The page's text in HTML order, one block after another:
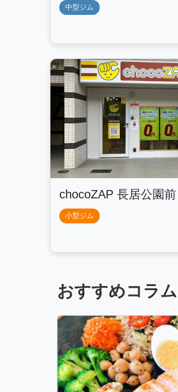
中型ジム
chocoZAP 長居公園前
小型ジム
おすすめコラム